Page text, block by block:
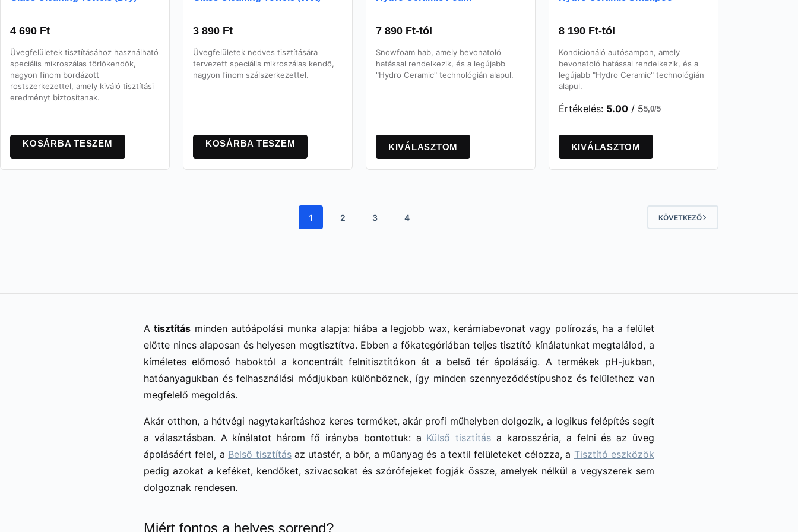
4 690 Ft
Üvegfelületek tisztításához használható
speciális mikroszálas törlőkendők,
nagyon finom bordázott
rostszerkezettel, amely kiváló tisztítási
eredményt biztosítanak.
KOSÁRBA TESZEM
3 890 Ft
Üvegfelületek nedves tisztítására
tervezett speciális mikroszálas kendő,
nagyon finom szálszerkezettel.
KOSÁRBA TESZEM
7 890 Ft-tól
Snowfoam hab, amely bevonatoló
hatással rendelkezik, és a legújabb
"Hydro Ceramic" technológián alapul.
KIVÁLASZTOM
Ennek
terméknek
több
változatok
8 190 Ft-tól
Kondicionáló autósampon, amely
bevonatoló hatással rendelkezik, és a
legújabb "Hydro Ceramic" technológián
alapul.
Értékelés: 5.00/ 55,0/5
KIVÁLASZTOM
Ennek
terméknek
több
1 2 3 4 KÖVETKEZŐ
Atisztítás minden autóápolási munka alapja: hiába a legjobb wax, kerámiabevonat vagy polírozás, ha a felület
előtte nincs alaposan és helyesen megtisztítva. Ebben a főkategóriában teljes tisztító kínálatunkat megtalálod, a
kíméletes előmosó haboktól a koncentrált felnitisztítókon át a belső tér ápolásáig. A termékek pH-jukban,
hatóanyagukban és felhasználási módjukban különböznek, így minden szennyeződéstípushoz és felülethez van
megfelelő megoldás.
Akár otthon, a hétvégi nagytakarításhoz keres terméket, akár profi műhelyben dolgozik, a logikus felépítés segít
a választásban. A kínálatot három fő irányba bontottuk: a Külső tisztítás a karosszéria, a felni és az üveg
ápolásáért felel, a Belső tisztításaz utastér, a bőr, a műanyag és a textil felületeket célozza, a Tisztító eszközök
pedig azokat a keféket, kendőket, szivacsokat és szórófejeket fogják össze, amelyek nélkül a vegyszerek sem
dolgoznak rendesen.
Miért fontos a helyes sorrend?